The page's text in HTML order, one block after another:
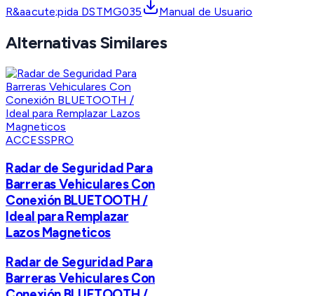
R&aacute;pida DSTMG035
Manual de Usuario
Alternativas Similares
ACCESSPRO
Radar de Seguridad Para
Barreras Vehiculares Con
Conexión BLUETOOTH /
Ideal para Remplazar
Lazos Magneticos
Radar de Seguridad Para
Barreras Vehiculares Con